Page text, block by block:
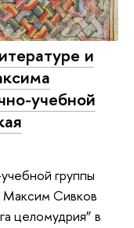
и
учебной
группы
Максим Сивков
целомудрия” в